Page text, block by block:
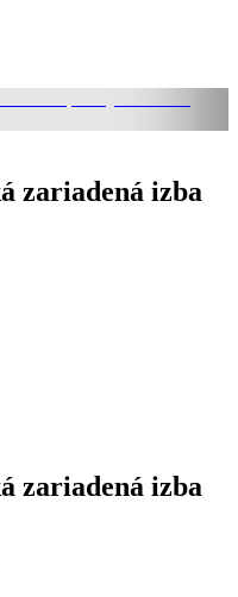
zariadená izba
zariadená izba